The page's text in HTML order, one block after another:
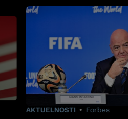
AKTUELNOSTI Forbes